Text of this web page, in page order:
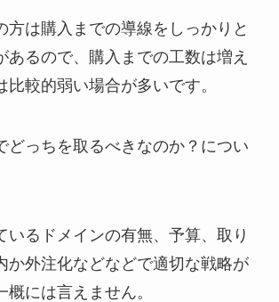
方は購入までの導線をしっかりと
あるので、購入までの工数は増え
比較的弱い場合が多いです。
どっちを取るべきなのか？につい
いるドメインの有無、予算、取り
か外注化などなどで適切な戦略が
には言えません。